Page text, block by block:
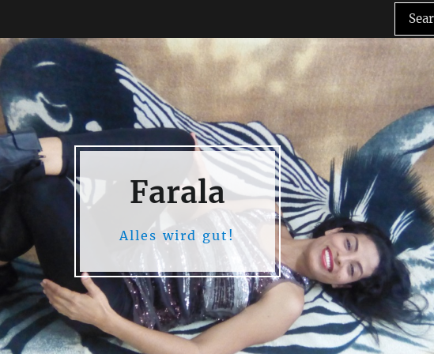
Search
for:
Farala
Alles wird gut!